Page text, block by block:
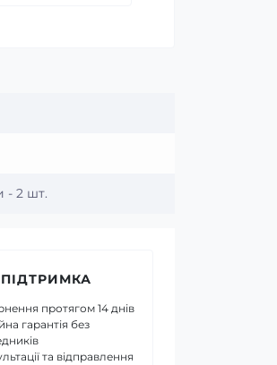
- 2 шт.
ПІДТРИМКА
протягом 14 днів
гарантія без
та відправлення